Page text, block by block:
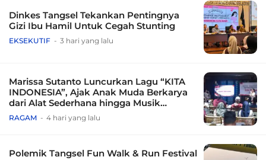
Dinkes Tangsel Tekankan Pentingnya
Gizi Ibu Hamil Untuk Cegah Stunting
EKSEKUTIF 3 hari yang lalu
Marissa Sutanto Luncurkan Lagu “KITA
INDONESIA”, Ajak Anak Muda Berkarya
dari Alat Sederhana hingga Musik
Tradisional
RAGAM 4 hari yang lalu
Polemik Tangsel Fun Walk & Run Festival